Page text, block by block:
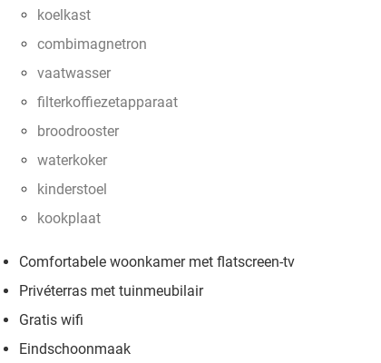
koelkast
combimagnetron
vaatwasser
filterkoffiezetapparaat
broodrooster
waterkoker
kinderstoel
kookplaat
Comfortabele woonkamer met flatscreen-tv
Privéterras met tuinmeubilair
Gratis wifi
Eindschoonmaak